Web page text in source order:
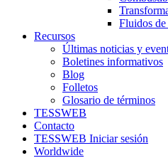
Fluidos de
Recursos
Últimas noticias y
Boletines informativos
Blog
Folletos
Glosario de términos
TESSWEB
Contacto
TESSWEB Iniciar sesión
Worldwide